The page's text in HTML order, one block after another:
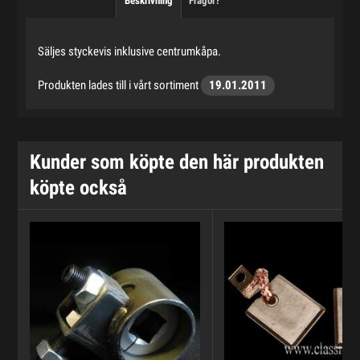
Säljes styckevis inklusive centrumkåpa.
Produkten lades till i vårt sortiment 19.01.2011
Kunder som köpte den här produkten
köpte också